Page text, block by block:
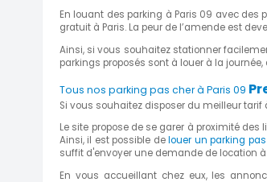
47 Boulevard De
Parking
à Paris
Rue Ambroise Paré,
En louant des parking à Paris 09 avec
gratuit à Paris. La peur de l’amende est
Ainsi, si vous souhaitez stationner
parkings proposés sont à louer à la
Tous nos parking pas cher à Paris 09
Si vous souhaitez disposer du meilleur tarif
Le site propose de se garer à proximité
Ainsi, il est possible delouer un parking
suffit d'envoyer une demande de location
En vous accueillant chez eux, les